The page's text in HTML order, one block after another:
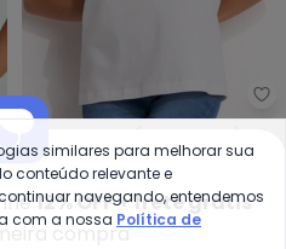
- Blusa Canelada em
Camiseta (Off White)
COLCCI
R$ 115,05R$ 177,00
ou3xdeR$ 38,35semjuros
12% OFF + frete grátis
compra
similares para melhorar sua
conteúdo relevante e
navegando, entendemos
com a nossa Política de